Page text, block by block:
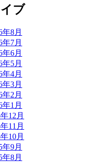
ブ
年8月
年7月
年6月
年5月
年4月
年3月
年2月
年1月
12月
11月
10月
年9月
年8月